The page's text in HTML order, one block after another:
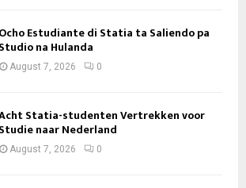
Ocho Estudiante di Statia ta Saliendo pa
Studio na Hulanda
August 7, 2026 0
Statia-studenten Vertrekken voor
Studie naar Nederland
August 7, 2026 0